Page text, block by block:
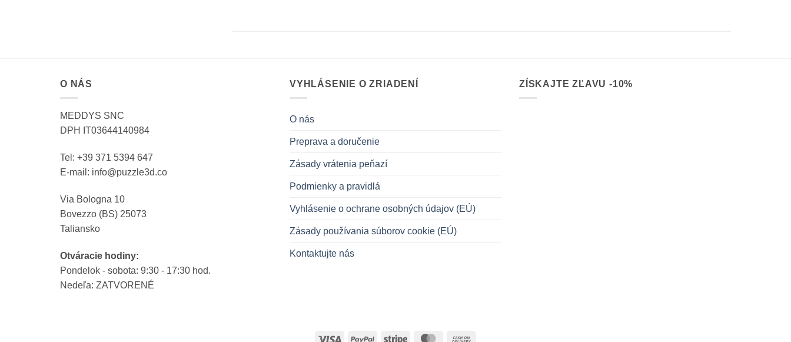
O NÁS
MEDDYS SNC
DPH IT03644140984
Tel: +39 371 5394 647
E-mail: info@puzzle3d.co
Via Bologna 10
Bovezzo (BS) 25073
Taliansko
Otváracie hodiny:
Pondelok - sobota: 9:30 - 17:30 hod.
Nedeľa: ZATVORENÉ
VYHLÁSENIE O ZRIADENÍ
O nás
Preprava a doručenie
Zásady vrátenia peňazí
Podmienky a pravidlá
Vyhlásenie o ochrane osobných údajov (EÚ)
Zásady používania súborov cookie (EÚ)
Kontaktujte nás
ZÍSKAJTE ZĽAVU -10%
Visa PayPal Stripe MasterCard